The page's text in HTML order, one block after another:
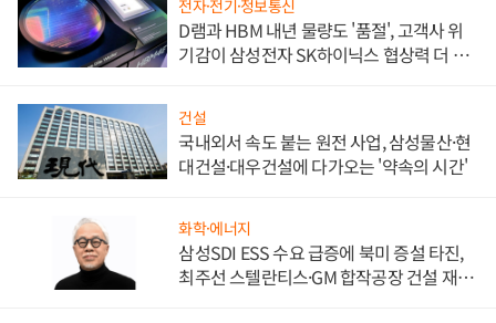
전자·전기·정보통신
D램과 HBM 내년 물량도 '품절', 고객사 위
기감이 삼성전자 SK하이닉스 협상력 더 키
건설
국내외서 속도 붙는 원전 사업, 삼성물산·현
대건설·대우건설에 다가오는 '약속의 시간'
화학·에너지
삼성SDI ESS 수요 급증에 북미 증설 타진,
최주선 스텔란티스·GM 합작공장 건설 재추